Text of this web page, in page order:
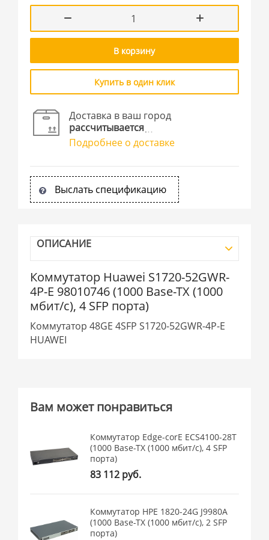
В корзину
Купить в один клик
Доставка в ваш город
рассчитывается
Подробнее о доставке
Выслать спецификацию
ОПИСАНИЕ
Коммутатор Huawei S1720-52GWR-
4P-E 98010746 (1000 Base-TX (1000
мбит/с), 4 SFP порта)
Коммутатор 48GE 4SFP S1720-52GWR-4P-E
HUAWEI
Вам может понравиться
Коммутатор Edge-corE ECS4100-28T
(1000 Base-TX (1000 мбит/с), 4 SFP
порта)
83 112 руб.
Коммутатор HPE 1820-24G J9980A
(1000 Base-TX (1000 мбит/с), 2 SFP
порта)